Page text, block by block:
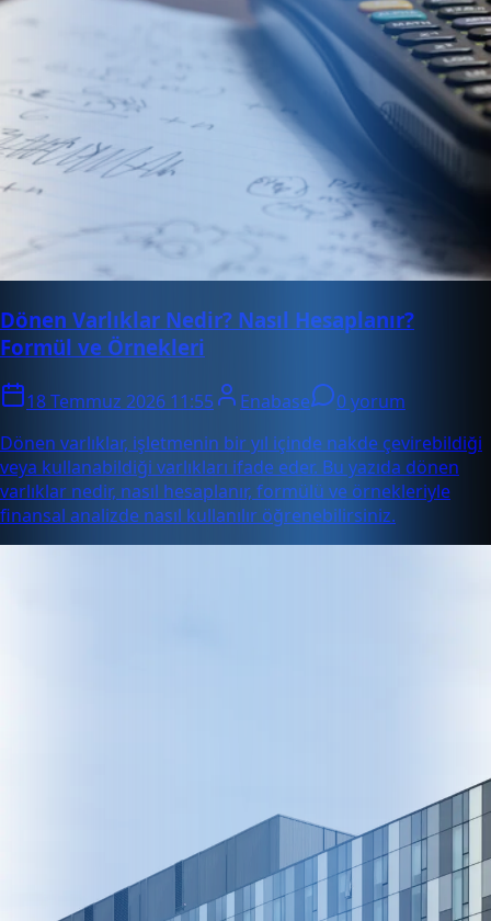
Dönen Varlıklar Nedir? Nasıl Hesaplanır?
Formül ve Örnekleri
18 Temmuz 2026 11:55 Enabase
0 yorum
Dönen varlıklar, işletmenin bir yıl içinde nakde çevirebildiği
veya kullanabildiği varlıkları ifade eder. Bu yazıda dönen
varlıklar nedir, nasıl hesaplanır, formülü ve örnekleriyle
finansal analizde nasıl kullanılır öğrenebilirsiniz.